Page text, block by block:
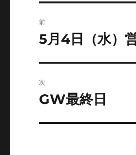
稿
ゲ
前
前
投
稿:
5月4日（水）
次
次
投
GW最終日